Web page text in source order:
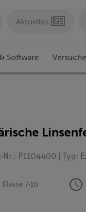
Aktuelles
Software
Nr.: P1104400 | Typ:
Klasse 7-10